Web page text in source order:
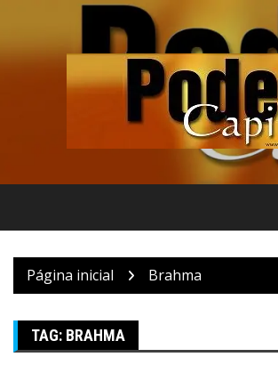
Página inicial Brahma
TAG: BRAHMA
World News